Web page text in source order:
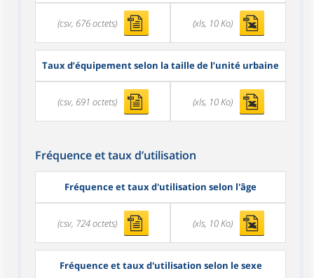
(csv, 676 octets) (xls, 10 Ko)
Taux d’équipement selon la taille de l’unité urbaine
(csv, 691 octets) (xls, 10 Ko)
Fréquence et taux d’utilisation
Fréquence et taux d'utilisation selon l'âge
(csv, 724 octets) (xls, 10 Ko)
Fréquence et taux d'utilisation selon le sexe